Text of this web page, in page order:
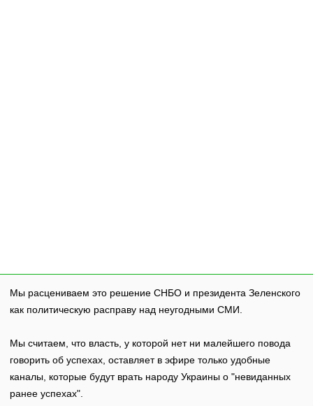
Мы расцениваем это решение СНБО и президента Зеленского
как политическую расправу над неугодными СМИ.
Мы считаем, что власть, у которой нет ни малейшего повода
говорить об успехах, оставляет в эфире только удобные
каналы, которые будут врать народу Украины о "невиданных
ранее успехах".